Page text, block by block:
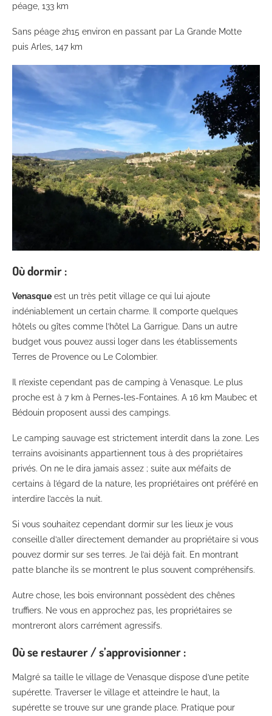
péage, 133 km
Sans péage 2h15 environ en passant par La Grande Motte
puis Arles, 147 km
Où dormir :
Venasque est un très petit village ce qui lui ajoute
indéniablement un certain charme. Il comporte quelques
hôtels ou gîtes comme l’hôtel La Garrigue. Dans un autre
budget vous pouvez aussi loger dans les établissements
Terres de Provence ou Le Colombier.
Il n’existe cependant pas de camping à Venasque. Le plus
proche est à 7 km à Pernes-les-Fontaines. A 16 km Maubec et
Bédouin proposent aussi des campings.
Le camping sauvage est strictement interdit dans la zone. Les
terrains avoisinants appartiennent tous à des propriétaires
privés. On ne le dira jamais assez ; suite aux méfaits de
certains à l’égard de la nature, les propriétaires ont préféré en
interdire l’accès la nuit.
Si vous souhaitez cependant dormir sur les lieux je vous
conseille d’aller directement demander au propriétaire si vous
pouvez dormir sur ses terres. Je l’ai déjà fait. En montrant
patte blanche ils se montrent le plus souvent compréhensifs.
Autre chose, les bois environnant possèdent des chênes
truffiers. Ne vous en approchez pas, les propriétaires se
montreront alors carrément agressifs.
Où se restaurer / s’approvisionner :
Malgré sa taille le village de Venasque dispose d’une petite
supérette. Traverser le village et atteindre le haut, la
supérette se trouve sur une grande place. Pratique pour